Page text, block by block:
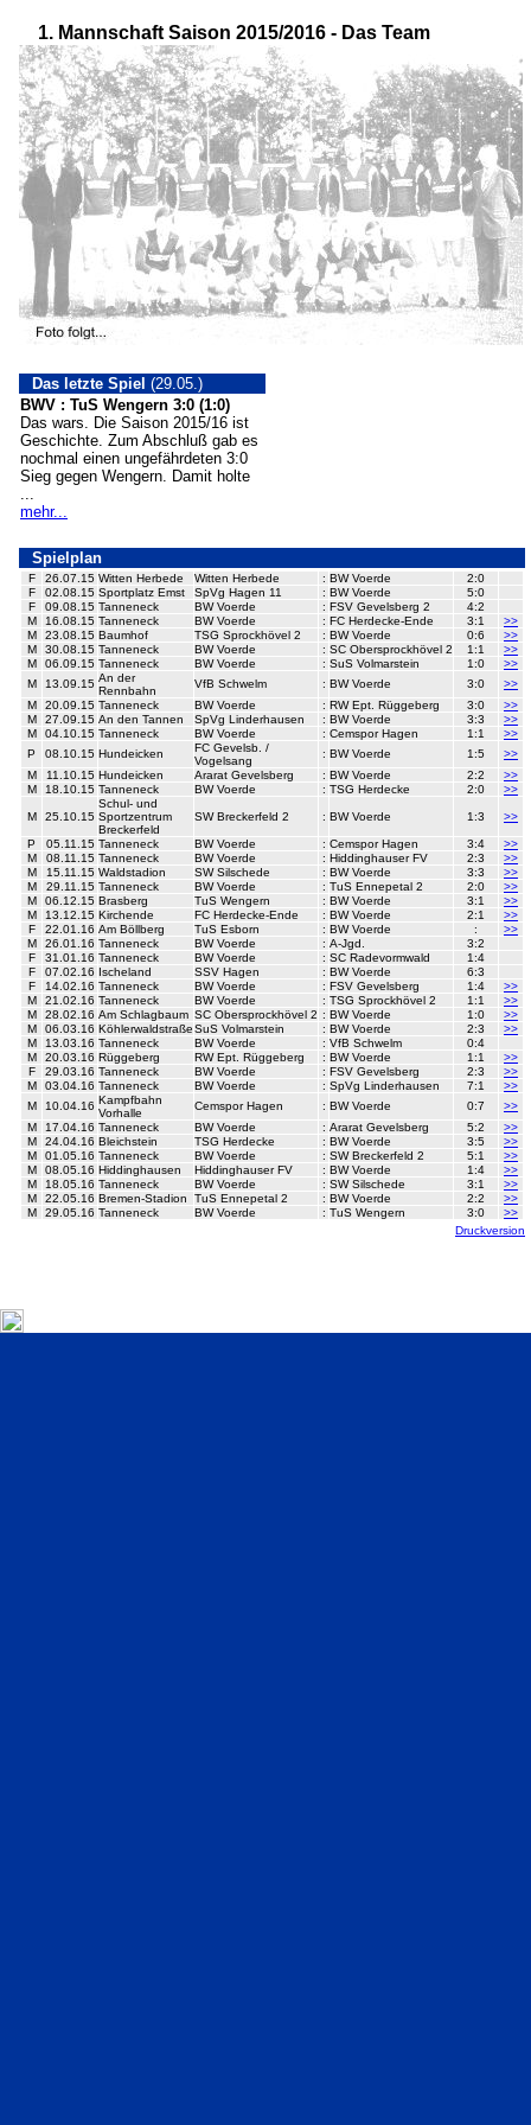
1. Mannschaft Saison 2015/2016 - Das Team
Das letzte Spiel (29.05.)
BWV : TuS Wengern 3:0 (1:0)
Das wars. Die Saison 2015/16 ist
Geschichte. Zum Abschluß gab es
nochmal einen ungefährdeten 3:0
Sieg gegen Wengern. Damit holte
...
mehr...
Spielplan
F 26.07.15 Witten Herbede Witten Herbede : BW Voerde
2:0
F
02.08.15 Sportplatz Emst SpVg Hagen 11 : BW Voerde
5:0
F
09.08.15 Tanneneck BW Voerde : FSV Gevelsberg 2
4:2
M
16.08.15 Tanneneck BW Voerde : FC Herdecke-Ende 3:1
>>
M
23.08.15 Baumhof TSG Sprockhövel 2 : BW Voerde 0:6
>>
M
30.08.15 Tanneneck BW Voerde : SC Obersprockhövel 2 1:1
>>
M
06.09.15 Tanneneck BW Voerde : SuS Volmarstein 1:0
>>
M
13.09.15 An der
Rennbahn
VfB Schwelm : BW Voerde 3:0
>>
M
20.09.15 Tanneneck BW Voerde : RW Ept. Rüggeberg 3:0
>>
M
27.09.15 An den Tannen SpVg Linderhausen : BW Voerde 3:3
>>
M
04.10.15 Tanneneck BW Voerde : Cemspor Hagen 1:1
>>
P
08.10.15 Hundeicken
FC Gevelsb. /
Vogelsang
: BW Voerde 1:5
>>
M
11.10.15 Hundeicken Ararat Gevelsberg : BW Voerde 2:2
>>
M
18.10.15 Tanneneck BW Voerde : TSG Herdecke 2:0 >>
M 25.10.15
Schul- und
Sportzentrum
Breckerfeld
SW Breckerfeld 2 : BW Voerde 1:3 >>
P 05.11.15 Tanneneck BW Voerde : Cemspor Hagen 3:4
>>
M
08.11.15 Tanneneck BW Voerde : Hiddinghauser FV 2:3
>>
M
15.11.15 Waldstadion SW Silschede : BW Voerde 3:3
>>
M
29.11.15 Tanneneck BW Voerde : TuS Ennepetal 2 2:0
>>
M
06.12.15 Brasberg TuS Wengern : BW Voerde 3:1
>>
M
13.12.15 Kirchende FC Herdecke-Ende : BW Voerde 2:1
>>
F
22.01.16 Am Böllberg TuS Esborn : BW Voerde :
>>
M
26.01.16 Tanneneck BW Voerde : A-Jgd.
3:2
F
31.01.16 Tanneneck BW Voerde : SC Radevormwald
1:4
F
07.02.16 Ischeland SSV Hagen : BW Voerde
6:3
F
14.02.16 Tanneneck BW Voerde : FSV Gevelsberg 1:4
>>
M
21.02.16 Tanneneck BW Voerde : TSG Sprockhövel 2 1:1
>>
M
28.02.16 Am Schlagbaum SC Obersprockhövel 2 : BW Voerde 1:0
>>
M
06.03.16 KöhlerwaldstraßeSuS Volmarstein : BW Voerde 2:3
>>
M
13.03.16 Tanneneck BW Voerde : VfB Schwelm
0:4
M
20.03.16 Rüggeberg RW Ept. Rüggeberg : BW Voerde 1:1
>>
F
29.03.16 Tanneneck BW Voerde : FSV Gevelsberg 2:3
>>
M
03.04.16 Tanneneck BW Voerde : SpVg Linderhausen 7:1
>>
M
10.04.16 Kampfbahn
Vorhalle
Cemspor Hagen : BW Voerde 0:7
>>
M
17.04.16 Tanneneck BW Voerde : Ararat Gevelsberg 5:2
>>
M
24.04.16 Bleichstein TSG Herdecke : BW Voerde 3:5
>>
M
01.05.16 Tanneneck BW Voerde : SW Breckerfeld 2 5:1
>>
M
08.05.16 Hiddinghausen Hiddinghauser FV : BW Voerde 1:4
>>
M
18.05.16 Tanneneck BW Voerde : SW Silschede 3:1
>>
M
22.05.16 Bremen-Stadion TuS Ennepetal 2 : BW Voerde 2:2
>>
M
29.05.16 Tanneneck BW Voerde : TuS Wengern 3:0
>>
Druckversion